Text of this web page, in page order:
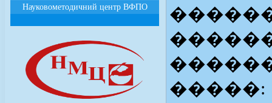
Науковометодичний центр ВФПО
�����: